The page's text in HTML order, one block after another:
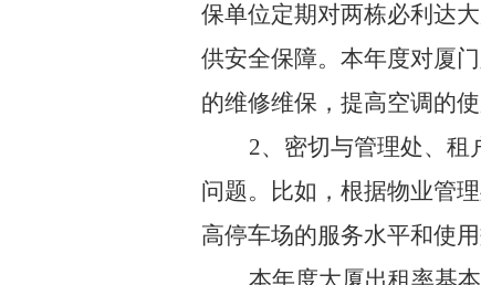
保单位定期对两栋必利达
供安全保障。本年度对厦
的维修维保，提高空调的使
2、密切与管理处、
问题。比如，根据物业管
高停车场的服务水平和使用
本年度大厦出租率基